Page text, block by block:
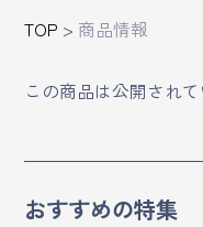
yoggy magazine
yoggy mommy
TOP > 商品情報
この商品は公開され
おすすめの特集